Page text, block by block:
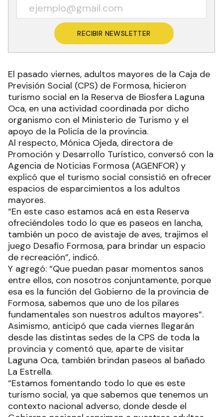
RECIBIR NEWSLETTER
El pasado viernes, adultos mayores de la Caja de
Previsión Social (CPS) de Formosa, hicieron
turismo social en la Reserva de Biosfera Laguna
Oca, en una actividad coordinada por dicho
organismo con el Ministerio de Turismo y el
apoyo de la Policía de la provincia.
Al respecto, Mónica Ojeda, directora de
Promoción y Desarrollo Turístico, conversó con la
Agencia de Noticias Formosa (AGENFOR) y
explicó que el turismo social consistió en ofrecer
espacios de esparcimientos a los adultos
mayores.
“En este caso estamos acá en esta Reserva
ofreciéndoles todo lo que es paseos en lancha,
también un poco de avistaje de aves, trajimos el
juego Desafío Formosa, para brindar un espacio
de recreación”, indicó.
Y agregó: “Que puedan pasar momentos sanos
entre ellos, con nosotros conjuntamente, porque
esa es la función del Gobierno de la provincia de
Formosa, sabemos que uno de los pilares
fundamentales son nuestros adultos mayores”.
Asimismo, anticipó que cada viernes llegarán
desde las distintas sedes de la CPS de toda la
provincia y comentó que, aparte de visitar
Laguna Oca, también brindan paseos al bañado
La Estrella.
“Estamos fomentando todo lo que es este
turismo social, ya que sabemos que tenemos un
contexto nacional adverso, donde desde el